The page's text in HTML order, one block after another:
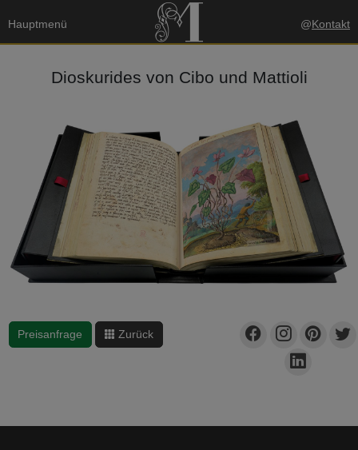
Hauptmenü @Kontakt
Dioskurides von Cibo und Mattioli
Preisanfrage Zurück